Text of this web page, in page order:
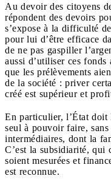
Au devoir des citoyens
répondent des devoirs
s’expose à la difficulté
pour lui d’être efficace
de ne pas gaspiller
aussi d’utiliser ces
que les prélèvements
de la société : priver
créé est supérieur et
En particulier, l’État doit
seul à pouvoir faire,
intermédiaires, dont la
C’est la subsidiarité, qui
soient mesurées et
est reconnue.